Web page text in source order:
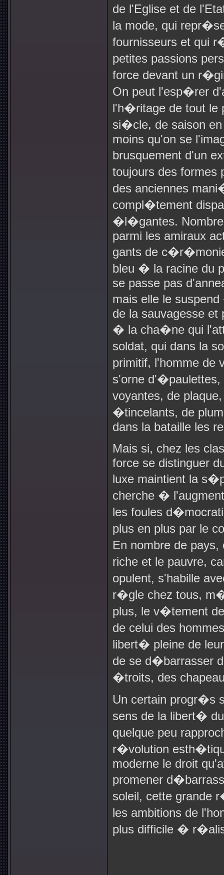
de l'Eglise et de
la mode, qui
fournisseurs et qui
petites passions
force devant un
On peut l'esp�rer
l'h�ritage de tout le
si�cle, de saison en
moins qu'on se
brusquement d'un
toujours des
des anciennes
compl�tement
�l�gantes. Nombre
parmi les amiraux
gants de
bleu � la racine du
se passe pas
mais elle le
de la sauvagesse et
� la cha�ne qui
soldat, qui dans la
primitif, l'homme
s'orne d'�paulettes,
voyantes, de
�tincelants, de
dans la bataille les
Mais si, chez les
force se distinguer
luxe maintient la
cherche �
les foules
plus en plus par le
En nombre de
riche et le pauvre,
opulent, s'habille
r�gle chez tous,
plus, le v�tement
de celui des
libert� pleine de
de se d�barrasser
�troits, des
Un certain progr�s
sens de la libert�
quelque peu
r�volution
moderne le droit
promener
soleil, cette grande
les ambitions de
plus difficile �